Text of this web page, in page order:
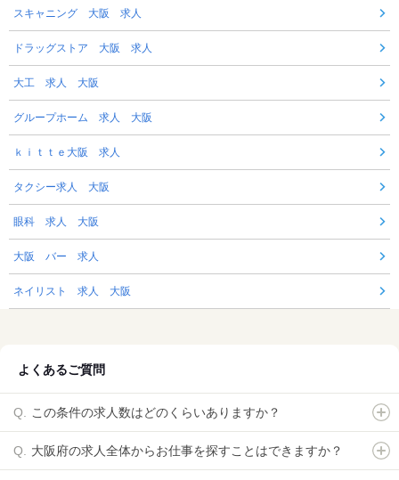
スキャニング 大阪 求人
ドラッグストア 大阪 求人
大工 求人 大阪
グループホーム 求人 大阪
ｋｉｔｔｅ大阪 求人
タクシー求人 大阪
眼科 求人 大阪
大阪 バー 求人
ネイリスト 求人 大阪
よくあるご質問
この条件の求人数はどのくらいありますか？
大阪府の求人全体からお仕事を探すことはできますか？